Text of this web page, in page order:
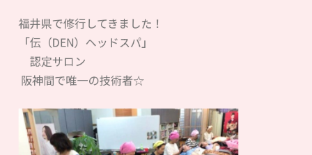
福井県で修行してきました！
「伝（DEN）ヘッドスパ」
認定サロン
阪神間で唯一の技術者☆